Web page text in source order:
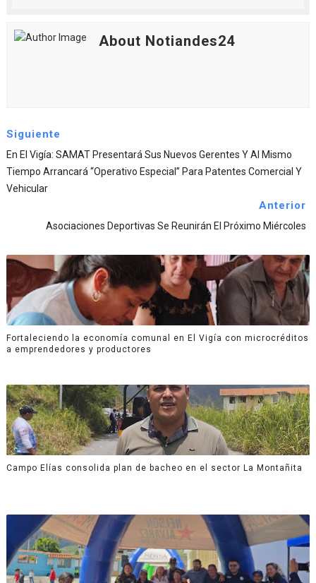
About Notiandes24
Siguiente
En El Vigía: SAMAT Presentará Sus Nuevos Gerentes Y Al Mismo
Tiempo Arrancará “Operativo Especial” Para Patentes Comercial Y
Vehicular
Anterior
Asociaciones Deportivas Se Reunirán El Próximo Miércoles
Fortaleciendo la economía comunal en El Vigía con microcréditos
a emprendedores y productores
Campo Elías consolida plan de bacheo en el sector La Montañita